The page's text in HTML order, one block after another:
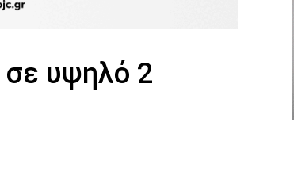
σε υψηλό 2